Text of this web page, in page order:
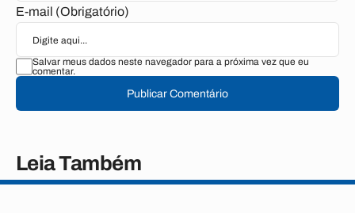
E-mail (Obrigatório)
Salvar meus dados neste navegador para a próxima vez que eu
comentar.
Publicar Comentário
Leia Também